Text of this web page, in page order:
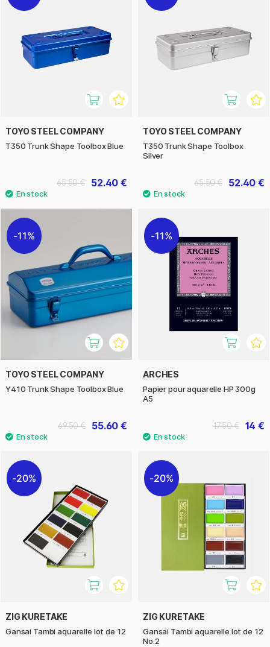
TOYO STEEL COMPANY
T350 Trunk Shape Toolbox Blue
52.40 €
65.50 €
TOYO STEEL COMPANY
T350 Trunk Shape Toolbox
Silver
52.40 €
65.50 €
11%
TOYO STEEL COMPANY
Y410 Trunk Shape Toolbox Blue
55.60 €
69.50 €
11%
ARCHES
Papier pour aquarelle HP 300g
A5
14 €
17.50 €
20%
ZIG KURETAKE
Gansai Tambi aquarelle lot de 12
20%
ZIG KURETAKE
Gansai Tambi aquarelle lot de 12
No.2